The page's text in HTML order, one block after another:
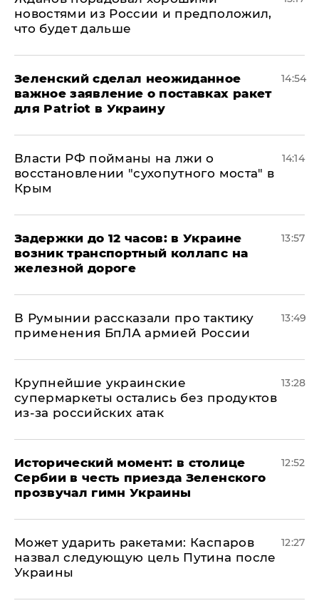
новостями из России и предположил,
что будет дальше
Зеленский сделал неожиданное
важное заявление о поставках ракет
для Patriot в Украину
14:54
Власти РФ пойманы на лжи о
восстановлении "сухопутного моста" в
Крым
14:14
Задержки до 12 часов: в Украине
возник транспортный коллапс на
железной дороге
13:57
В Румынии рассказали про тактику
применения БпЛА армией России
13:49
Крупнейшие украинские
супермаркеты остались без продуктов
из-за российских атак
13:28
Исторический момент: в столице
Сербии в честь приезда Зеленского
прозвучал гимн Украины
12:52
Может ударить ракетами: Каспаров
назвал следующую цель Путина после
Украины
12:27